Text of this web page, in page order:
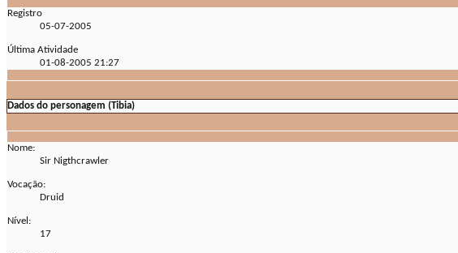
Registro
05-07-2005
Última Atividade
01-08-2005 21:27
Dados do personagem (Tibia)
Nome:
Sir Nigthcrawler
Vocação:
Druid
Nível:
17